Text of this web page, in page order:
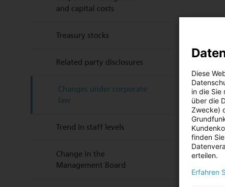
and capital costs
Treasury stocks
Related party disclosures
Changes under corporate
law
Trend in staff levels
Change in the
Management Board
Diese
in die Sie
über die
Zwecke)
finden
erteilen.
Erfahren